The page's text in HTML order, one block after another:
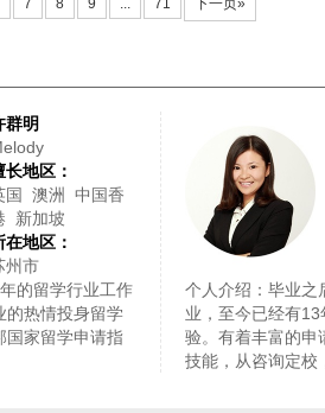
7 8 9 ... 71 下一页»
群明
长地区：
国 澳洲 中国香
新加坡
在地区：
州市
的留学行业工作
的热情投身留学
国家留学申请指
个人介绍：毕业之
业，至今已经有
验。有着丰富的申
技能，从咨询定校